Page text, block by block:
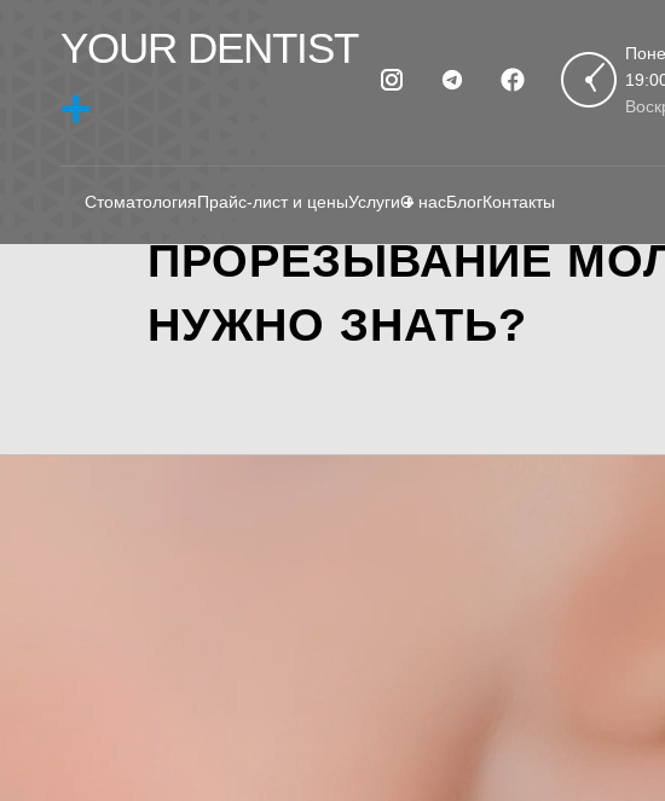
YOUR DENTIST
+
СтоматологияПрайс-лист и ценыУслугиО насБлогКонтакты
ПРОРЕЗЫВАНИЕ
НУЖНО ЗНАТЬ?